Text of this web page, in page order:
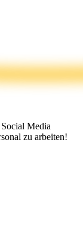
Media
zu arbeiten!